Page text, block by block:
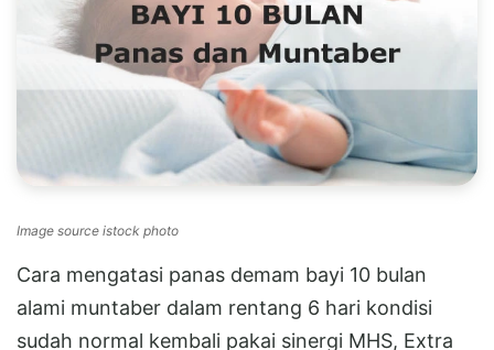
Image source istock photo
Cara mengatasi panas demam bayi 10 bulan
alami muntaber dalam rentang 6 hari kondisi
sudah normal kembali pakai sinergi MHS, Extra